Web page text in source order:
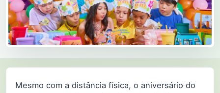
Mesmo com a distância física, o aniversário do